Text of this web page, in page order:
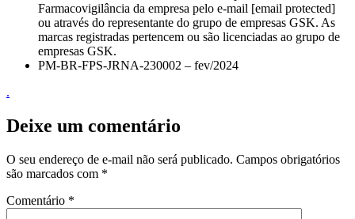
Farmacovigilância da empresa pelo e-mail [email protected]
ou através do representante do grupo de empresas GSK. As
marcas registradas pertencem ou são licenciadas ao grupo de
empresas GSK.
PM-BR-FPS-JRNA-230002 – fev/2024
.
Deixe um comentário
O seu endereço de e-mail não será publicado. Campos obrigatórios
são marcados com *
Comentário *